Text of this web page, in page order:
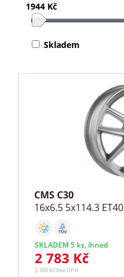
1944 Kč
Skladem
CMS C30
16x6.5 5x114.3 ET40
SKLADEM 5 ks, ihned
2 783 Kč
2 300 Kč bez DPH